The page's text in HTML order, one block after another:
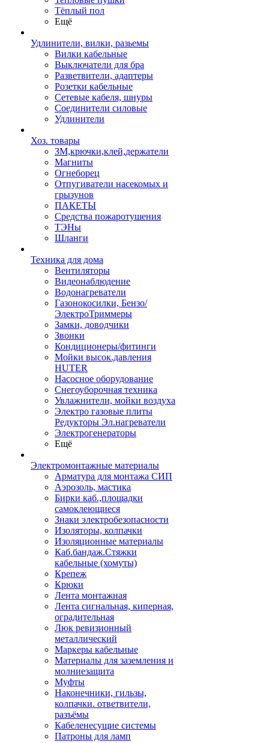
Тёплый пол
Ещё
Удлинители, вилки, разьемы
Вилки кабельные
Выключатели для бра
Разветвители, адаптеры
Розетки кабельные
Сетевые кабеля, шнуры
Соединители силовые
Удлинители
Хоз. товары
ЗМ,крючки,клей,держатели
Магниты
Огнеборец
Отпугиватели насекомых и
грызунов
ПАКЕТЫ
Средства пожаротушения
ТЭНы
Шланги
Техника для дома
Вентиляторы
Видеонаблюдение
Водонагреватели
Газонокосилки, Бензо/
ЭлектроТриммеры
Замки, доводчики
Звонки
Кондиционеры/фитинги
Мойки высок.давления
HUTER
Насосное оборудование
Снегоуборочная техника
Увлажнители, мойки воздуха
Электро газовые плиты
Редукторы Эл.нагреватели
Электрогенераторы
Ещё
Электромонтажные материалы
Арматура для монтажа СИП
Аэрозоль, мастика
Бирки каб.,площадки
самоклеющиеся
Знаки электробезопасности
Изоляторы, колпачки
Изоляционные материалы
Каб.бандаж.Стяжки
кабельные (хомуты)
Крепеж
Крюки
Лента монтажная
Лента сигнальная, киперная,
оградительная
Люк ревизионный
металлический
Маркеры кабельные
Материалы для заземления и
молниезащита
Муфты
Наконечники, гильзы,
колпачки. ответвители,
разъёмы
Кабеленесущие системы
Патроны для ламп